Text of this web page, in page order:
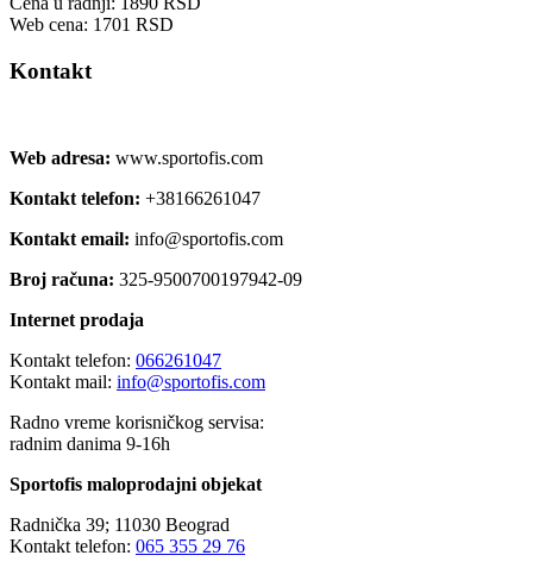
Web cena: 1701 RSD
Kontakt
Web adresa: www.sportofis.com
Kontakt telefon: +38166261047
Kontakt email: info@sportofis.com
Broj računa: 325-9500700197942-09
Internet prodaja
Kontakt telefon: 066261047
Kontakt mail: info@sportofis.com
Radno vreme korisničkog servisa:
radnim danima 9-16h
Sportofis maloprodajni objekat
Radnička 39; 11030 Beograd
Kontakt telefon: 065 355 29 76